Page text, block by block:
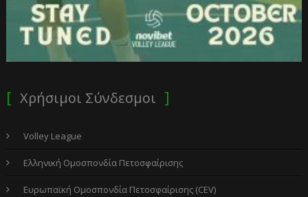
Χρήσιμοι Σύνδεσμοι
Volley League
Ελληνική Ομοσπονδία Πετοσφαίρισης
Ευρωπαϊκή Ομοσπονδία Πετοσφαίρισης (CEV)